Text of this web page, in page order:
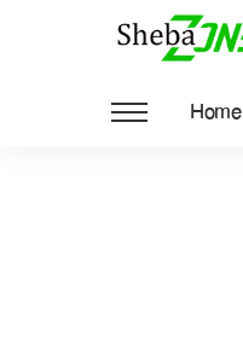
Home